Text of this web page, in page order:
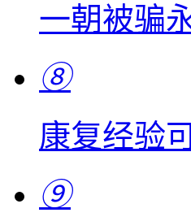
一朝被骗
⑧
康复经验
⑨